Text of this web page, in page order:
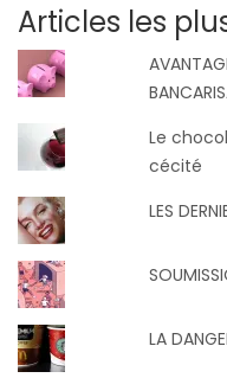
Articles les
Le
cécité
LES
LA